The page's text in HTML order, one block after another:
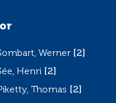
WernerWerner
[2]
Henri
[2]
ThomasThomas
[2]